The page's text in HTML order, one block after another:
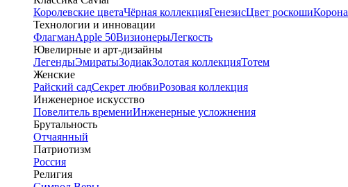
Королевские цветаЧёрная коллекцияГенезисЦвет роскошиКорона
Технологии и инновации
ФлагманApple 50ВизионерыЛегкость
Ювелирные и арт-дизайны
ЛегендыЭмиратыЗодиакЗолотая коллекцияТотем
Женские
Райский садСекрет любвиРозовая коллекция
Инженерное искусство
Повелитель времениИнженерные усложнения
Брутальность
Отчаянный
Патриотизм
Россия
Религия